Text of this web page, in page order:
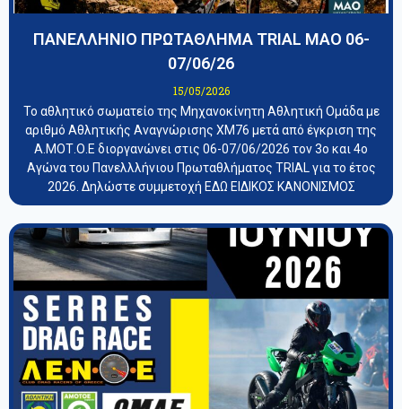
ΠΑΝΕΛΛΗΝΙΟ ΠΡΩΤΑΘΛΗΜΑ TRIAL ΜΑΟ 06-
07/06/26
15/05/2026
Το αθλητικό σωματείο της Μηχανοκίνητη Αθλητική Ομάδα με
αριθμό Αθλητικής Αναγνώρισης ΧΜ76 μετά από έγκριση της
Α.ΜΟΤ.Ο.Ε διοργανώνει στις 06-07/06/2026 τον 3ο και 4ο
Αγώνα του Πανελλλήνιου Πρωταθλήματος TRIAL για το έτος
2026. Δηλώστε συμμετοχή ΕΔΩ ΕΙΔΙΚΟΣ ΚΑΝΟΝΙΣΜΟΣ